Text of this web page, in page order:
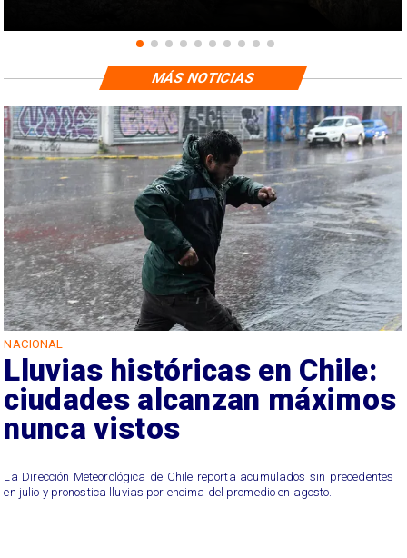
NACIONAL
Lluvias históricas en Chile:
ciudades alcanzan máximos
nunca vistos
La Dirección Meteorológica de Chile reporta acumulados sin precedentes
en julio y pronostica lluvias por encima del promedio en agosto.
MÁS NOTICIAS